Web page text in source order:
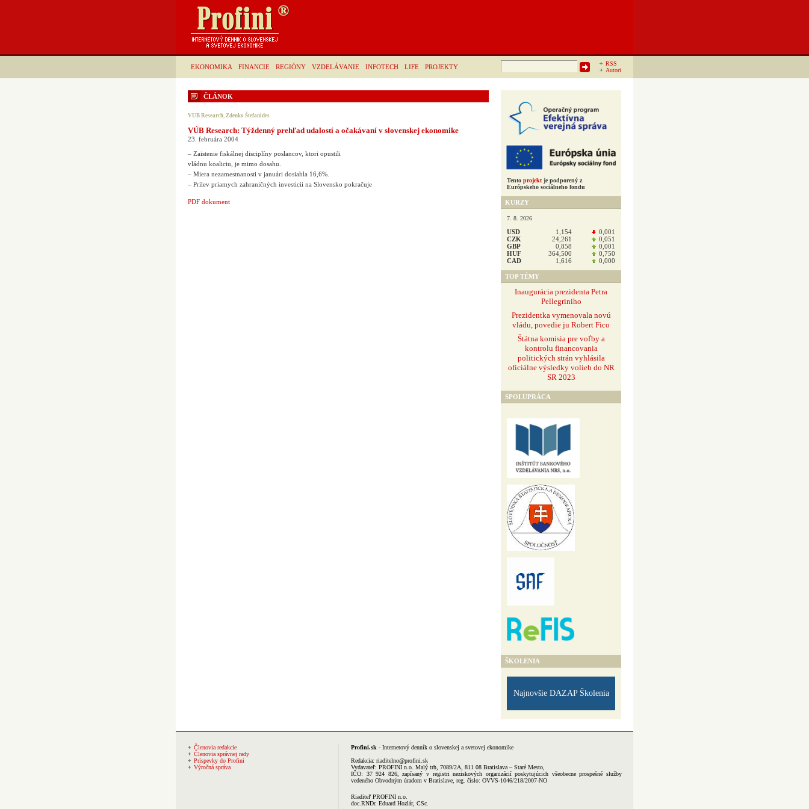
EKONOMIKA FINANCIE REGIÓNY VZDELÁVANIE INFOTECH LIFE PROJEKTY
RSS
Autori
Hľadať:
ČLÁNOK
VUB Research, Zdenko Štefanides
VÚB Research: Týždenný prehľad udalostí a očakávaní v slovenskej ekonomike
23. februára 2004
– Zaistenie fiskálnej disciplíny poslancov, ktori opustili
vládnu koaliciu, je mimo dosahu.
– Miera nezamestnanosti v januári dosiahla 16,6%.
– Prílev priamych zahraničných investicii na Slovensko pokračuje
PDF dokument
Tento projekt je podporený z
Európskeho sociálneho fondu
KURZY
7. 8. 2026
USD 1,154
0,001
CZK
24,261
0,051
GBP
0,858
0,001
HUF
364,500
0,750
CAD
1,616 0,000
TOP TÉMY
Inaugurácia prezidenta Petra
Pellegriniho
Prezidentka vymenovala novú
vládu, povedie ju Robert Fico
Štátna komisia pre voľby a
kontrolu financovania
politických strán vyhlásila
oficiálne výsledky volieb do NR
SR 2023
SPOLUPRÁCA
ŠKOLENIA
Najnovšie DAZAP Školenia
Členovia redakcie
Členovia správnej rady
Príspevky do Profini
Výročná správa
Profini.sk - Internetový denník o slovenskej a svetovej ekonomike
Redakcia: riaditelno@profini.sk
Vydavateľ: PROFINI n.o. Malý trh, 7089/2A, 811 08 Bratislava – Staré Mesto,
IČO: 37 924 826, zapísaný v registri neziskových organizácií poskytujúcich všeobecne prospešné služby
vedeného Obvodným úradom v Bratislave, reg. číslo: OVVS-1046/218/2007-NO
Riaditeľ PROFINI n.o.
doc.RNDr. Eduard Hozlár, CSc.